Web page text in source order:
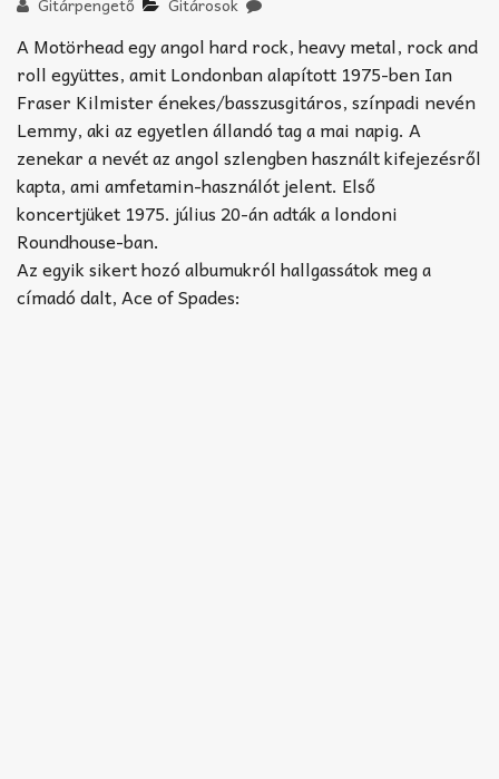
TABok
Improvizáció
A Motörhead egy angol hard rock, heavy metal, rock and
roll együttes, amit Londonban alapított 1975-ben Ian
Fraser Kilmister énekes/basszusgitáros, színpadi nevén
Lemmy, aki az egyetlen állandó tag a mai napig. A
zenekar a nevét az angol szlengben használt kifejezésről
kapta, ami amfetamin-használót jelent. Első
koncertjüket 1975. július 20-án adták a londoni
Roundhouse-ban.
Az egyik sikert hozó albumukról hallgassátok meg a
címadó dalt, Ace of Spades: